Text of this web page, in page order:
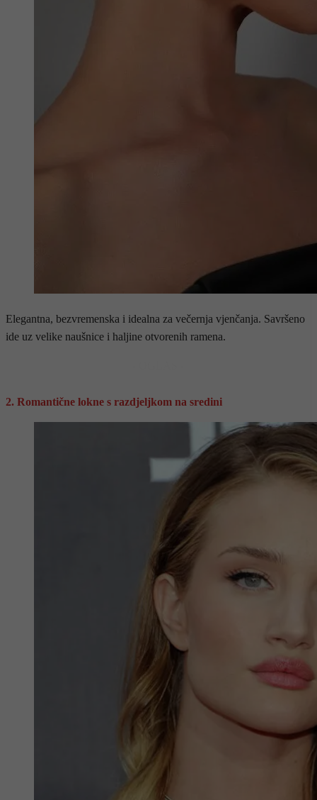
Elegantna, bezvremenska i idealna za večernja vjenčanja. Savršeno
ide uz velike naušnice i haljine otvorenih ramena.
2. Romantične lokne s razdjeljkom na sredini